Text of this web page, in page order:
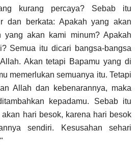
kurang percaya? Sebab itu
dan berkata: Apakah yang akan
yang akan kami minum? Apakah
Semua itu dicari bangsa-bangsa
Akan tetapi Bapamu yang di
memerlukan semuanya itu. Tetapi
Allah dan kebenarannya, maka
kepadamu. Sebab itu
hari besok, karena hari besok
sendiri. Kesusahan sehari